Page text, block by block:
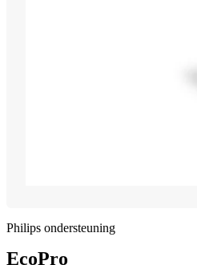
Philips ondersteuning
EcoPro